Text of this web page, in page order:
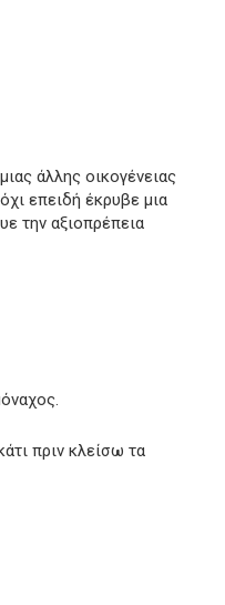
άλλης οικογένειας
επειδή έκρυβε μια
την αξιοπρέπεια
πριν κλείσω τα